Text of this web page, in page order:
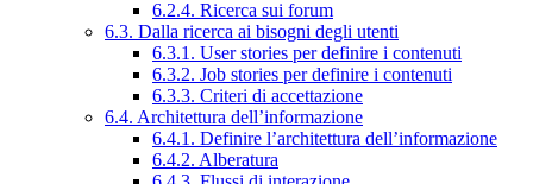
6.2.4. Ricerca sui forum
6.3. Dalla ricerca ai bisogni degli utenti
6.3.1. User stories per definire i contenuti
6.3.2. Job stories per definire i contenuti
6.3.3. Criteri di accettazione
6.4. Architettura dell’informazione
6.4.1. Definire l’architettura dell’informazione
6.4.2. Alberatura